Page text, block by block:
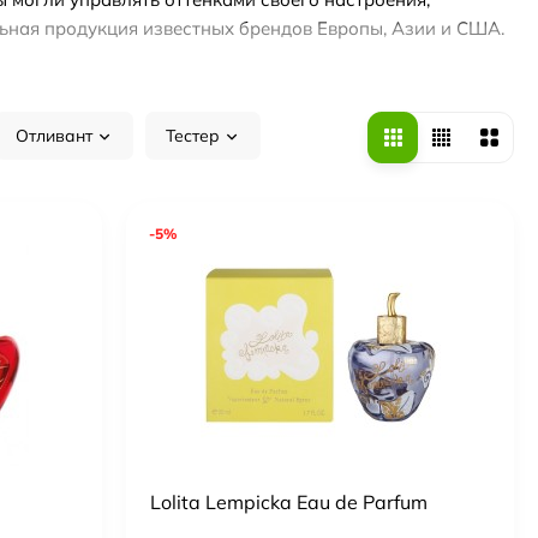
продукция известных брендов Европы, Азии и США.
и экзотические ноты создатели помогают не
парфюм с аккордами:
на одном запахе, а менять их по
Отливант Тестер
-5%
Lolita Lempicka Eau de Parfum